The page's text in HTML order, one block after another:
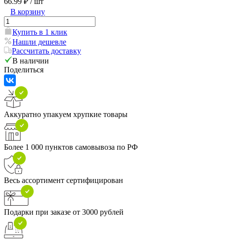
В корзину
Купить в 1 клик
Нашли дешевле
Рассчитать доставку
В наличии
Поделиться
Аккуратно упакуем хрупкие товары
Более 1 000 пунктов самовывоза по РФ
Весь ассортимент сертифицирован
Подарки при заказе от 3000 рублей